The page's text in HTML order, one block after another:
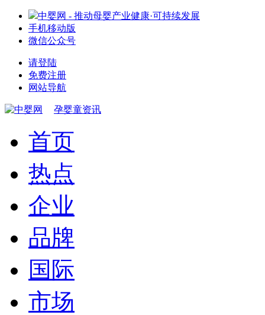
中婴网 - 推动母婴产业健康·可持续发展
手机移动版
微信公众号
请登陆
免费注册
网站导航
孕婴童资讯
首页
热点
企业
品牌
国际
市场